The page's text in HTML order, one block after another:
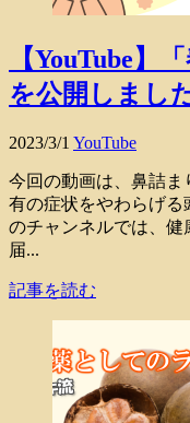
【YouTube】
を公開しまし
2023/3/1 YouTube
今回の動画は、鼻詰
有の症状をやわらげる
のチャンネルでは、
届...
記事を読む